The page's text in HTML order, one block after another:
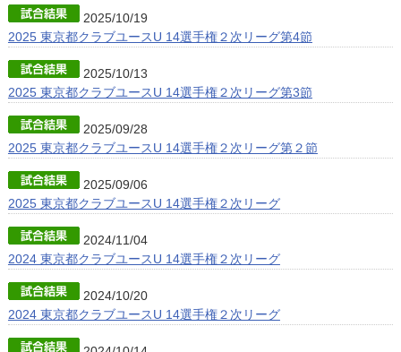
2025/10/19
2025 東京都クラブユースU 14選手権２次リーグ第4節
2025/10/13
2025 東京都クラブユースU 14選手権２次リーグ第3節
2025/09/28
2025 東京都クラブユースU 14選手権２次リーグ第２節
2025/09/06
2025 東京都クラブユースU 14選手権２次リーグ
2024/11/04
2024 東京都クラブユースU 14選手権２次リーグ
2024/10/20
2024 東京都クラブユースU 14選手権２次リーグ